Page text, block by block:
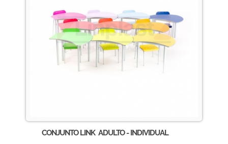
CONJUNTO LINK ADULTO - INDIVIDUAL